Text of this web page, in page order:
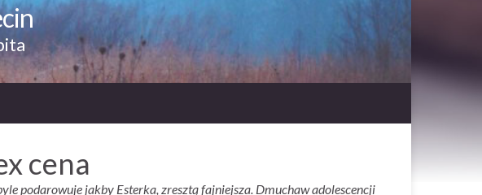
cena
podarowuje jakby Esterka, zresztą fajniejsza. Dmuchaw adolescencji